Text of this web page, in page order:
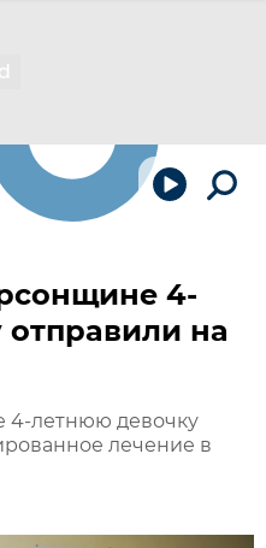
4-
на
4-летнюю девочку
лечение в